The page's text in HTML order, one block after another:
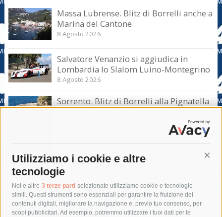
Utilizziamo i cookie e altre
tecnologie
Noi e altre 3 terze parti selezionate utilizziamo cookie e tecnologie
simili. Questi strumenti sono essenziali per garantire la fruizione dei
contenuti digitali, migliorare la navigazione e, previo tuo consenso, per
scopi pubblicitari. Ad esempio, potremmo utilizzare i tuoi dati per le
Massa Lubrense. Blitz di Borrelli anche a
Marina del Cantone
8 Agosto 2026
Salvatore Venanzio si aggiudica in
Lombardia lo Slalom Luino-Montegrino
8 Agosto 2026
Sorrento. Blitz di Borrelli alla Pignatella
– video –
Tag
acqua allerta meteo
anas